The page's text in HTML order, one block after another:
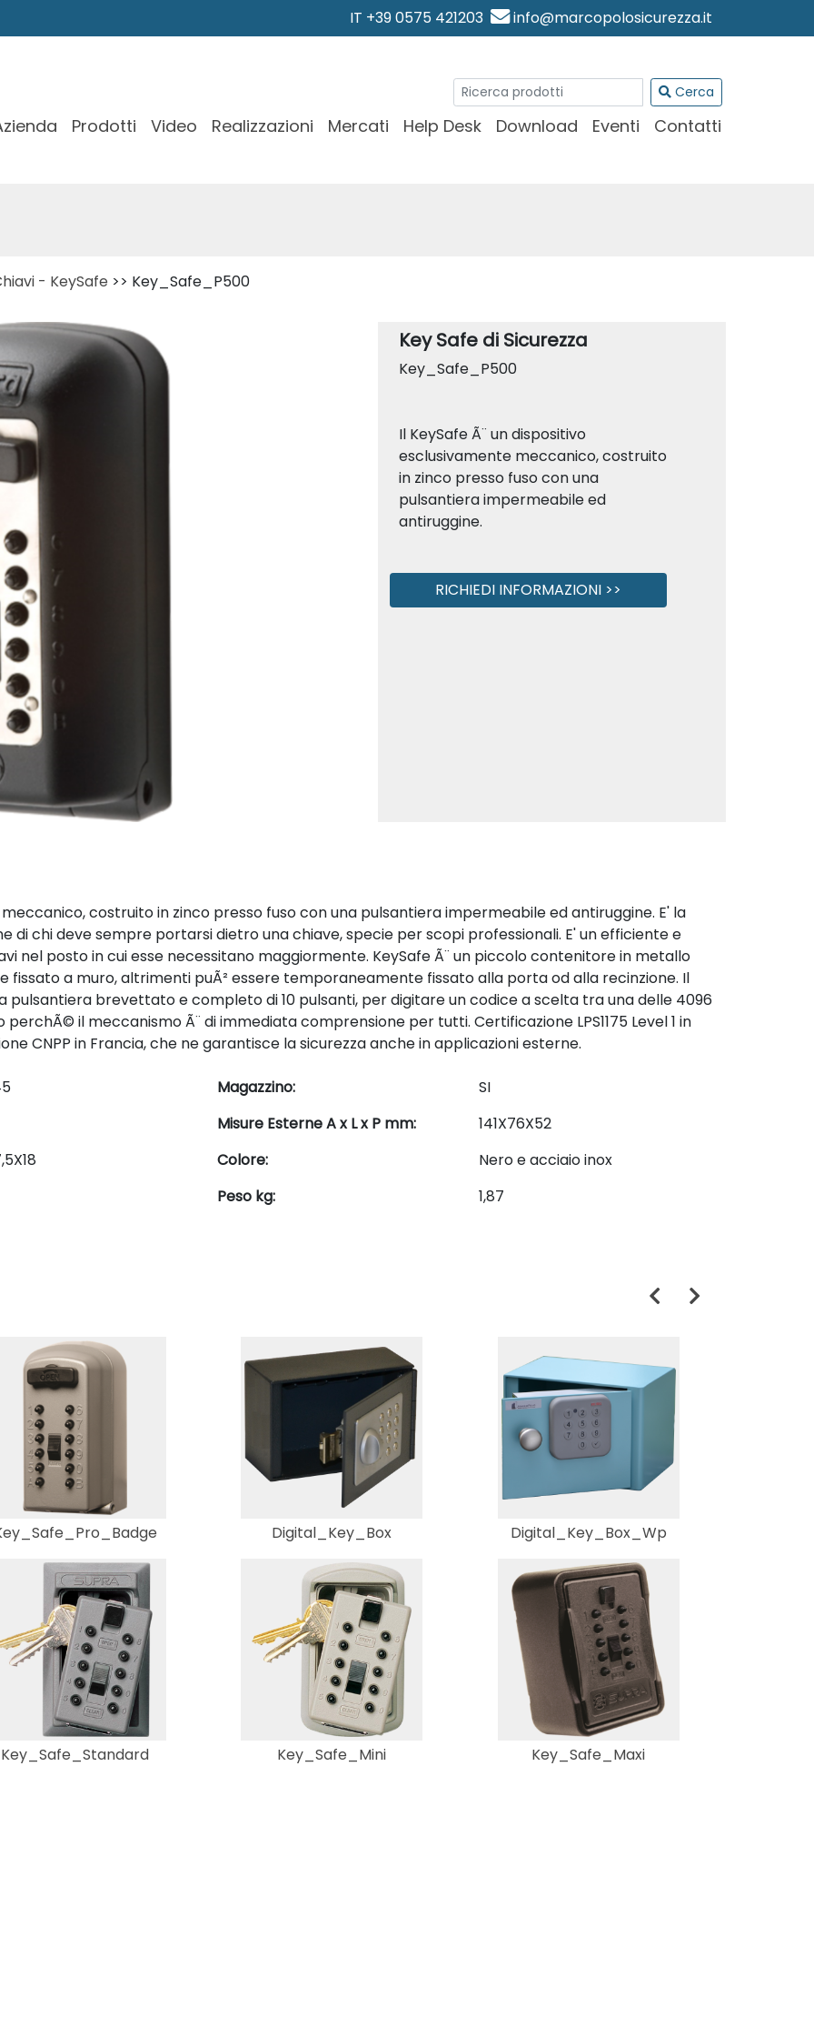
IT +39 0575 421203 info@marcopolosicurezza.it
Prodotti Video Realizzazioni Mercati Help Desk Download Eventi Contatti
Cerca
- KeySafe >> Key_Safe_P500
Key Safe di Sicurezza
Key_Safe_P500
Il KeySafe Ã¨ un dispositivo
esclusivamente meccanico, costruito
in zinco presso fuso con una
pulsantiera impermeabile ed
antiruggine.
RICHIEDI INFORMAZIONI >>
costruito in zinco presso fuso con una pulsantiera impermeabile ed antiruggine. E' la
di chi deve sempre portarsi dietro una chiave, specie per scopi professionali. E' un efficiente e
nel posto in cui esse necessitano maggiormente. KeySafe Ã¨ un piccolo contenitore in metallo
a muro, altrimenti puÃ² essere temporaneamente fissato alla porta od alla recinzione. Il
pulsantiera brevettato e completo di 10 pulsanti, per digitare un codice a scelta tra una delle 4096
perchÃ© il meccanismo Ã¨ di immediata comprensione per tutti. Certificazione LPS1175 Level 1 in
CNPP in Francia, che ne garantisce la sicurezza anche in applicazioni esterne.
Magazzino:
SI
Misure Esterne A x L x P mm:
141X76X52
Colore:
Nero e acciaio inox
Peso kg:
1,87
Digital_Key_Box Digital_Key_Box_Wp
Key_Safe_Standard Key_Safe_Mini Key_Safe_Maxi